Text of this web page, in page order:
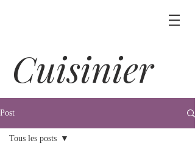
Cuisinier
Post
Tous les posts